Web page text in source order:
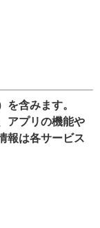
を含みます。
アプリの機能や
報は各サービス